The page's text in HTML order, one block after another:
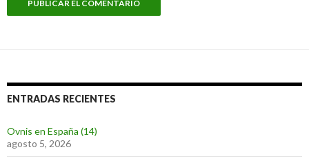
ENTRADAS RECIENTES
Ovnis en España (14)
agosto 5, 2026